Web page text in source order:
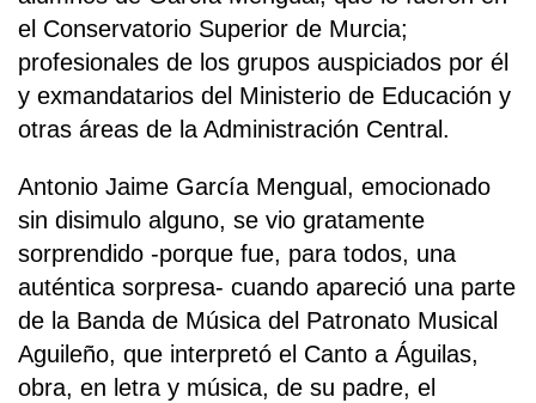
el Conservatorio Superior de Murcia;
profesionales de los grupos auspiciados por él
y exmandatarios del Ministerio de Educación y
otras áreas de la Administración Central.
Antonio Jaime García Mengual, emocionado
sin disimulo alguno, se vio gratamente
sorprendido -porque fue, para todos, una
auténtica sorpresa- cuando apareció una parte
de la Banda de Música del Patronato Musical
Aguileño, que interpretó el Canto a Águilas,
obra, en letra y música, de su padre, el